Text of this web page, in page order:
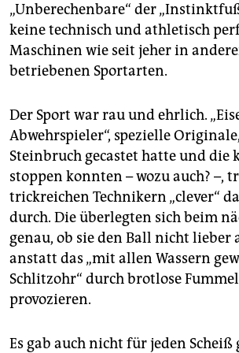
„Unberechenbare“ der
keine technisch und athletisch
Maschinen wie seit jeher in
betriebenen Sportarten.
Der Sport war rau und ehrlich.
Abwehrspieler“, spezielle
Steinbruch gecastet hatte und die
stoppen konnten – wozu auch? –,
trickreichen Technikern „clever“
durch. Die überlegten sich beim
genau, ob sie den Ball nicht lieber
anstatt das „mit allen Wassern
Schlitzohr“ durch brotlose
provozieren.
Es gab auch nicht für jeden Scheiß